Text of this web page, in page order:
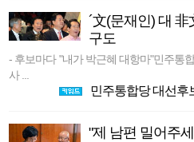
´文(문재인) 대
구도
- 후보마다 "내가 박근혜 대항마"민주통
사 ...
민주통합당 대선후
"제 남편 밀어주